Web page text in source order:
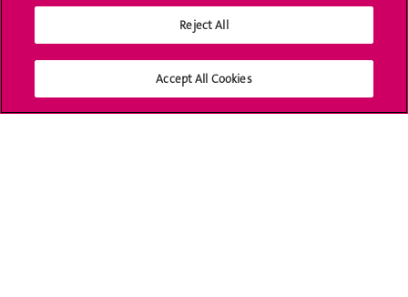
Médias sociaux UNIGE
Reject All
Accept All Cookies